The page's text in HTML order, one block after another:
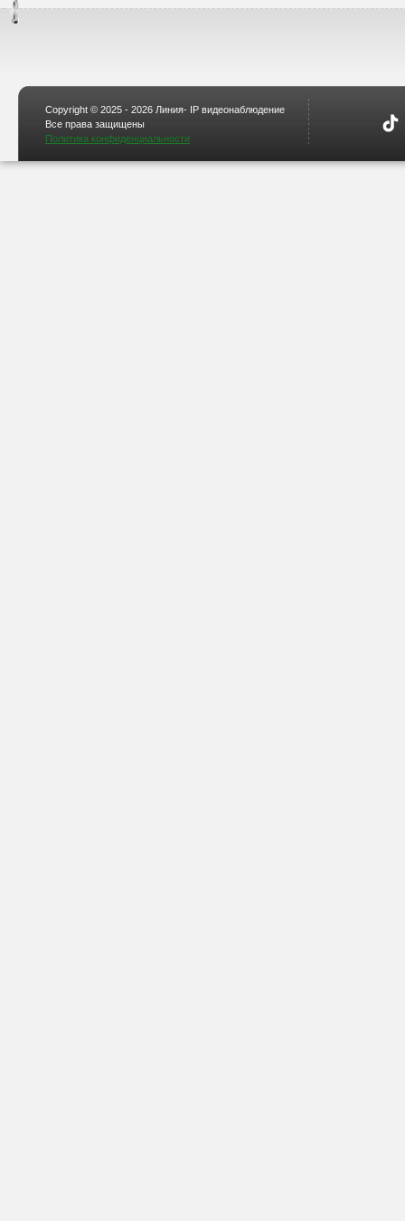
Copyright © 2025 - 2026 Линия- IP видеонаблюдение
Все права защищены
Политика конфиденциальности